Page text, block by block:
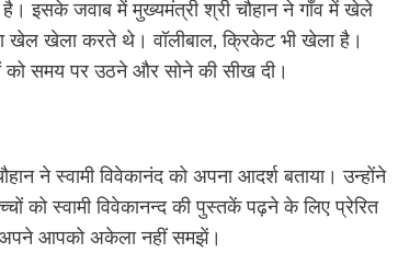
इसके जवाब में मुख्यमंत्री श्री चौहान ने गाँव में खेले
खेल खेला करते थे। वॉलीबाल, क्रिकेट भी खेला है।
को समय पर उठने और सोने की सीख दी।
ने स्वामी विवेकानंद को अपना आदर्श बताया। उन्होंने
को स्वामी विवेकानन्द की पुस्तकें पढ़ने के लिए प्रेरित
अपने आपको अकेला नहीं समझें।